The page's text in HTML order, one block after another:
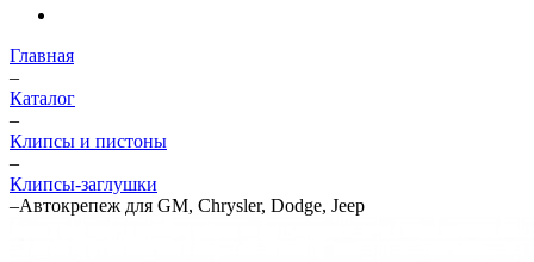
Главная
–
Каталог
–
Клипсы и пистоны
–
Клипсы-заглушки
–Автокрепеж для GM, Chrysler, Dodge, Jeep